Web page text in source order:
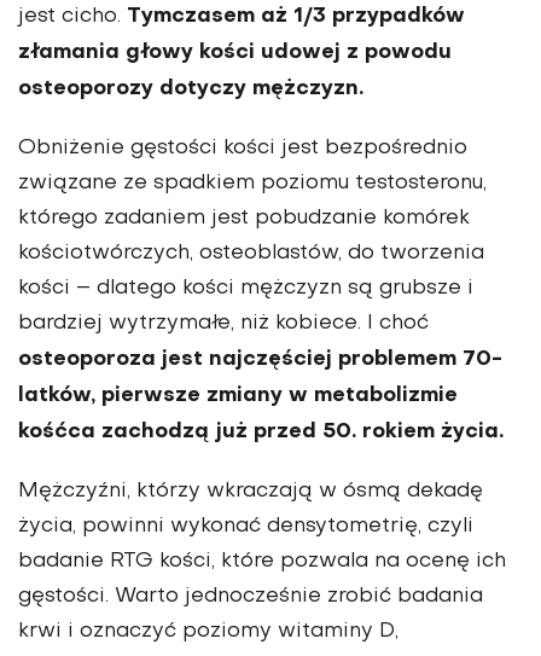
jest cicho. Tymczasem aż 1/3 przypadków
złamania głowy kości udowej z powodu
osteoporozy dotyczy mężczyzn.
Obniżenie gęsto­ści kości jest bezpośrednio
związane ze spadkiem poziomu testosteronu,
którego zadaniem jest pobudzanie ko­mórek
kościotwórczych, osteoblastów, do tworzenia
kości – dlatego kości mężczyzn są grubsze i
bardziej wytrzy­małe, niż kobiece. I choć
osteoporoza jest najczęściej problemem 70-
latków, pierwsze zmiany w metabolizmie
kośćca zachodzą już przed 50. rokiem życia.
Mężczyźni, którzy wkraczają w ósmą dekadę
życia, powinni wykonać densy­tometrię, czyli
badanie RTG kości, które pozwala na ocenę ich
gęstości. Warto jednocześnie zrobić badania
krwi i ozna­czyć poziomy witaminy D,